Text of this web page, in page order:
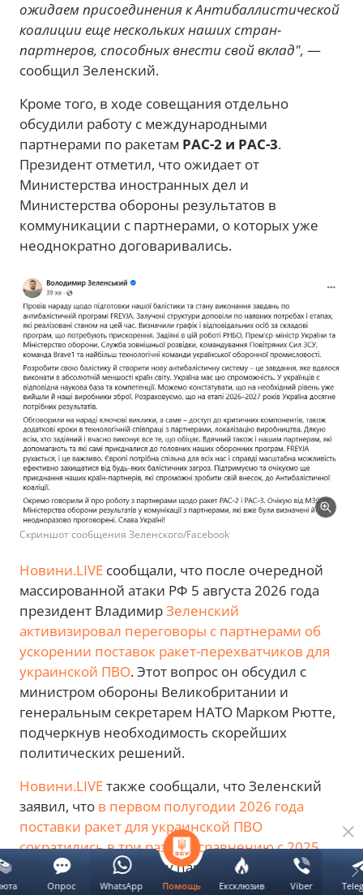
ожидаем присоединения к Антибаллистической
коалиции еще нескольких наших стран-
партнеров, способных внести свой вклад", —
сообщил Зеленский.
Кроме того, в ходе совещания отдельно
обсудили работу с международными
партнерами по ракетам PAC-2 и PAC-3.
Президент отметил, что ожидает от
Министерства иностранных дел и
Министерства обороны результатов в
коммуникации с партнерами, о которых уже
неоднократно договаривались.
Скриншот сообщения Зеленского/Facebook
Новини.LIVE сообщали, что после очередной
массированной атаки РФ 5 августа 2026 года
президент ВладимирЗеленский
активизировал переговоры с партнерами об
ускорении поставок ракет-перехватчиков для
украинской ПВО. Этот вопрос он обсудил с
министром обороны Великобритании и
генеральным секретарем НАТО Марком Рютте,
подчеркнув необходимость скорейших
политических решений.
Новини.LIVEтакже сообщали, что Зеленский
заявил, что в первом полугодии 2026 года
поставки ракет для украинской ПВО
сократились в три раза по сравнению с 2025
годом. По его словам, у партнеров есть
необходимые ракеты, однако требуются
Помощь Ексклюзив Viber
Опрос WhatsApp